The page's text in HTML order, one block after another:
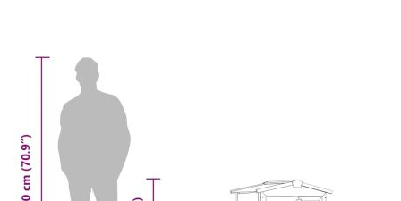
лесен достъп до горния етаж
Включва подвижна плъзгаща се табла за
лесно почистване
Достатъчна вентилация с прозорец
Заключваща се врата за допълнителна
сигурност